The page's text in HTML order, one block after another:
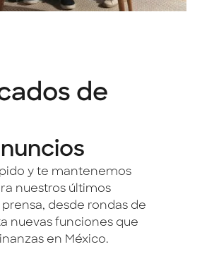
de
y te mantenemos
nuestros últimos
desde rondas de
nuevas funciones que
en México.